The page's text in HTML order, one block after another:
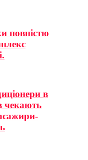
повністю
в
чекають